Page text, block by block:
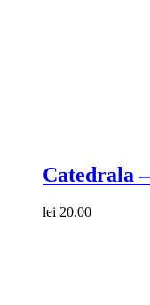
Catedrala
lei 20.00